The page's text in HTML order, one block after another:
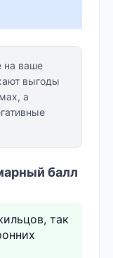
на ваше
выгоды
а
балл
так